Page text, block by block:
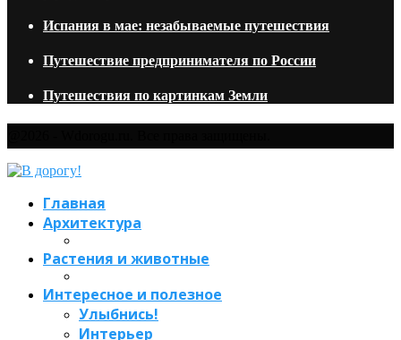
Испания в мае: незабываемые путешествия
Путешествие предпринимателя по России
Путешествия по картинкам Земли
Главная
Архитектура
Растения и животные
Интересное и полезное
Улыбнись!
Интерьер